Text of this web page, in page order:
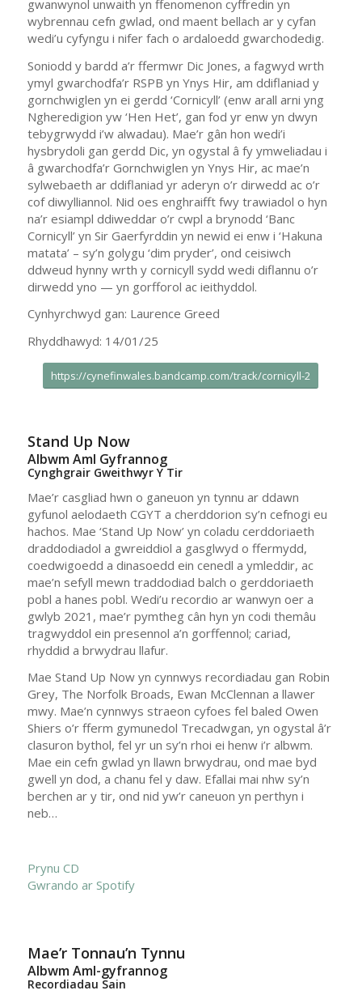
gwanwynol unwaith yn ffenomenon cyffredin yn
wybrennau cefn gwlad, ond maent bellach ar y cyfan
wedi’u cyfyngu i nifer fach o ardaloedd gwarchodedig.
Soniodd y bardd a’r ffermwr Dic Jones, a fagwyd wrth
ymyl gwarchodfa’r RSPB yn Ynys Hir, am ddiflaniad y
gornchwiglen yn ei gerdd ‘Cornicyll’ (enw arall arni yng
Ngheredigion yw ‘Hen Het’, gan fod yr enw yn dwyn
tebygrwydd i’w alwadau). Mae’r gân hon wedi’i
hysbrydoli gan gerdd Dic, yn ogystal â fy ymweliadau i
â gwarchodfa’r Gornchwiglen yn Ynys Hir, ac mae’n
sylwebaeth ar ddiflaniad yr aderyn o’r dirwedd ac o’r
cof diwylliannol. Nid oes enghraifft fwy trawiadol o hyn
na’r esiampl ddiweddar o’r cwpl a brynodd ‘Banc
Cornicyll’ yn Sir Gaerfyrddin yn newid ei enw i ‘Hakuna
matata’ – sy’n golygu ‘dim pryder’, ond ceisiwch
ddweud hynny wrth y cornicyll sydd wedi diflannu o’r
dirwedd yno — yn gorfforol ac ieithyddol.
Cynhyrchwyd gan: Laurence Greed
Rhyddhawyd: 14/01/25
https://cynefinwales.bandcamp.com/track/cornicyll-2
Stand Up Now
Albwm Aml Gyfrannog
Cynghgrair Gweithwyr Y Tir
Mae’r casgliad hwn o ganeuon yn tynnu ar ddawn
gyfunol aelodaeth CGYT a cherddorion sy’n cefnogi eu
hachos. Mae ‘Stand Up Now’ yn coladu cerddoriaeth
draddodiadol a gwreiddiol a gasglwyd o ffermydd,
coedwigoedd a dinasoedd ein cenedl a ymleddir, ac
mae’n sefyll mewn traddodiad balch o gerddoriaeth
pobl a hanes pobl. Wedi’u recordio ar wanwyn oer a
gwlyb 2021, mae’r pymtheg cân hyn yn codi themâu
tragwyddol ein presennol a’n gorffennol; cariad,
rhyddid a brwydrau llafur.
Mae Stand Up Now yn cynnwys recordiadau gan Robin
Grey, The Norfolk Broads, Ewan McClennan a llawer
mwy. Mae’n cynnwys straeon cyfoes fel baled Owen
Shiers o’r fferm gymunedol Trecadwgan, yn ogystal â’r
clasuron bythol, fel yr un sy’n rhoi ei henw i’r albwm.
Mae ein cefn gwlad yn llawn brwydrau, ond mae byd
gwell yn dod, a chanu fel y daw. Efallai mai nhw sy’n
berchen ar y tir, ond nid yw’r caneuon yn perthyn i
neb…
Prynu CD
Gwrando ar Spotify
Mae’r Tonnau’n Tynnu
Albwm Aml-gyfrannog
Recordiadau Sain